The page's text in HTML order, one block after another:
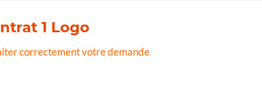
1 Logo
correctement votre demande